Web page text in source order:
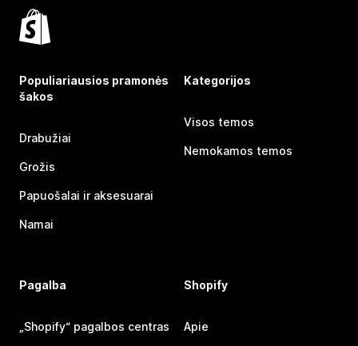
Populiariausios pramonės
šakos
Drabužiai
Grožis
Papuošalai ir aksesuarai
Namai
Kategorijos
Visos temos
Nemokamos temos
Pagalba
„Shopify“ pagalbos centras
Shopify
Apie